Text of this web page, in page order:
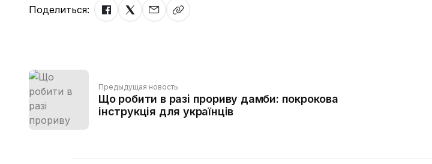
Поделиться:
Предыдущая новость
Що робити в разі прориву дамби: покрокова
інструкція для українців